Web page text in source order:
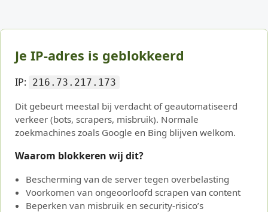
Je IP-adres is geblokkeerd
IP: 216.73.217.173
Dit gebeurt meestal bij verdacht of geautomatiseerd
verkeer (bots, scrapers, misbruik). Normale
zoekmachines zoals Google en Bing blijven welkom.
Waarom blokkeren wij dit?
Bescherming van de server tegen overbelasting
Voorkomen van ongeoorloofd scrapen van content
Beperken van misbruik en security-risico’s